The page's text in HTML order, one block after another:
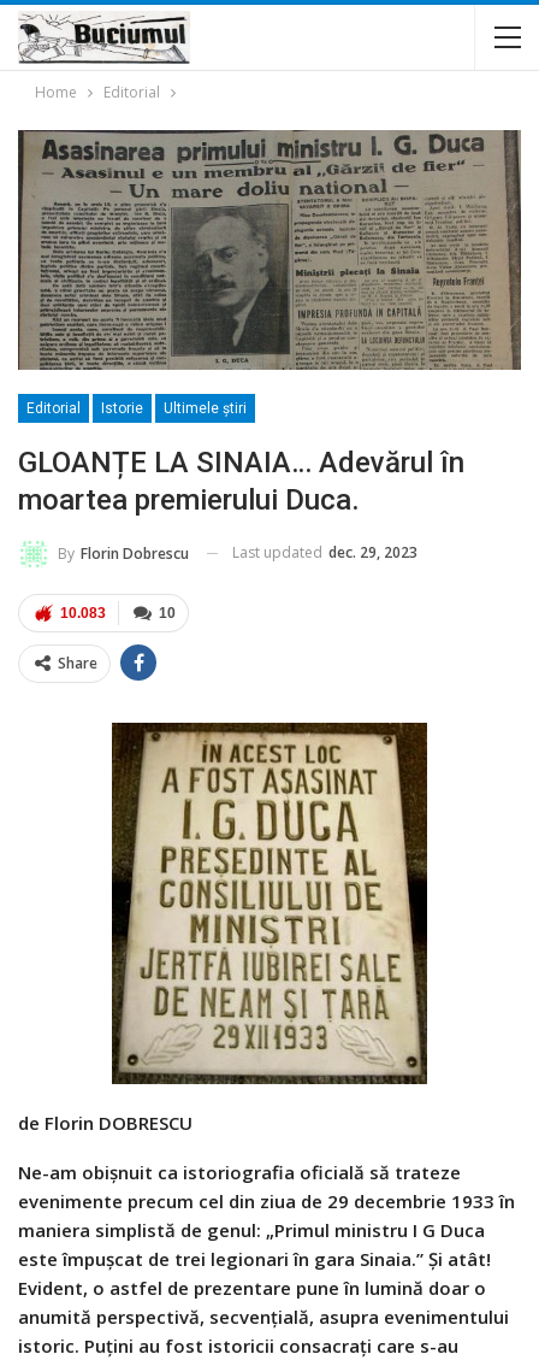
Home Editorial
Editorial Istorie Ultimele ştiri
GLOANȚE LA SINAIA… Adevărul în
moartea premierului Duca.
By Florin Dobrescu Last updated dec. 29, 2023
10
10.083
Share
de Florin DOBRESCU
Ne-am obișnuit ca istoriografia oficială să trateze
evenimente precum cel din ziua de 29 decembrie 1933 în
maniera simplistă de genul: „Primul ministru I G Duca
este împușcat de trei legionari în gara Sinaia.” Și atât!
Evident, o astfel de prezentare pune în lumină doar o
anumită perspectivă, secvențială, asupra evenimentului
istoric. Puțini au fost istoricii consacrați care s-au